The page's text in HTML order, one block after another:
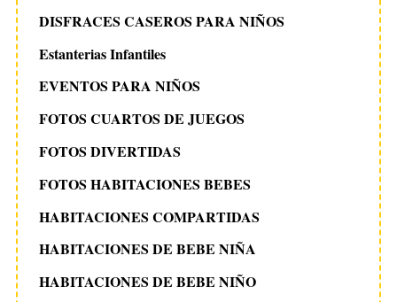
DISFRACES CASEROS PARA NIÑOS
Estanterias Infantiles
EVENTOS PARA NIÑOS
FOTOS CUARTOS DE JUEGOS
FOTOS DIVERTIDAS
FOTOS HABITACIONES BEBES
HABITACIONES COMPARTIDAS
HABITACIONES DE BEBE NIÑA
HABITACIONES DE BEBE NIÑO